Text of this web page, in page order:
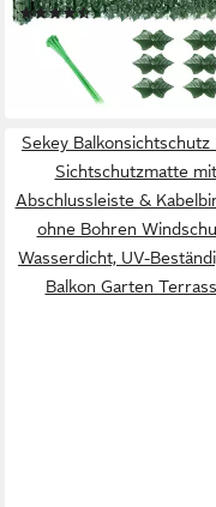
m, (1er Set, 1-St.,
Kabelbinder), Dekoration
Außenbereich
Gartendekoration
Windschutz
(30)
ab 15,99 € UVP35,99 €
lieferbar - in 6-8 Werktagen
Sekey Balkonsichtschutz
Sichtschutzmatte mit
Abschlussleiste &
ohne Bohren
Wasserdicht, UV-
Balkon Garten